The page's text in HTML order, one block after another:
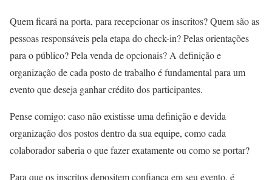
Quem ficará na porta, para recepcionar os inscritos? Quem são as
pessoas responsáveis pela etapa do check-in? Pelas orientações
para o público? Pela venda de opcionais? A definição e
organização de cada posto de trabalho é fundamental para um
evento que deseja ganhar crédito dos participantes.
Pense comigo: caso não existisse uma definição e devida
organização dos postos dentro da sua equipe, como cada
colaborador saberia o que fazer exatamente ou como se portar?
Para que os inscritos depositem confiança em seu evento, é